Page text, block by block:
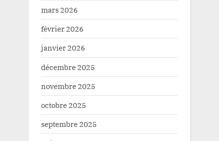
mars 2026
février 2026
janvier 2026
décembre 2025
novembre 2025
octobre 2025
septembre 2025